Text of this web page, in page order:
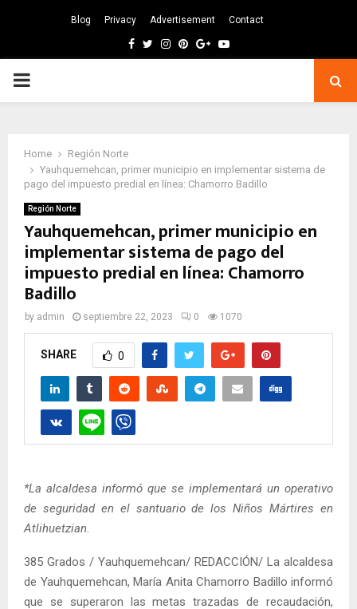
Blog Privacy Advertisement Contact
Facebook
TwitterInstagram
Pinterest
GoogleYoutube
PRIMARY
Home
Región Norte
Yauhquemehcan, primer municipio en implementar sistema de
pago del impuesto predial en línea: Chamorro Badillo
Región Norte
Yauhquemehcan, primer municipio en
implementar sistema de pago del
impuesto predial en línea: Chamorro
Badillo
by admin septiembre 22, 2023 0 1070
SHARE 0
*La alcaldesa informó que se implementará un operativo
de seguridad en el santuario de los Niños Mártires en
Atlihuetzian.
385 Grados / Yauhquemehcan/ REDACCIÓN/ La alcaldesa
de Yauhquemehcan, María Anita Chamorro Badillo informó
que se superaron las metas trazadas de recaudación,